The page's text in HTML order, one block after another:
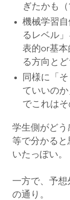
ぎたかも（
機械学習
るレベル
表的or基本
る方向と
同様に「
ていいの
でこれは
学生側がどう
等で分かる
いたっぽい。
一方で、予想
の通り。